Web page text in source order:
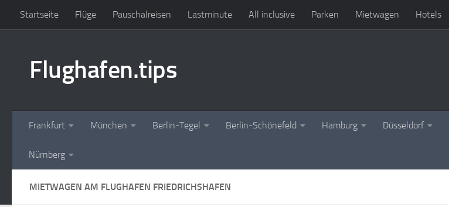
Zum Inhalt springen
Startseite Flüge Pauschalreisen Lastminute All inclusive Parken Mietwagen Hotels
Flughafen.tips
Frankfurt München Berlin-Tegel Berlin-Schönefeld Hamburg Düsseldorf
Nürnberg
MIETWAGEN AM FLUGHAFEN FRIEDRICHSHAFEN